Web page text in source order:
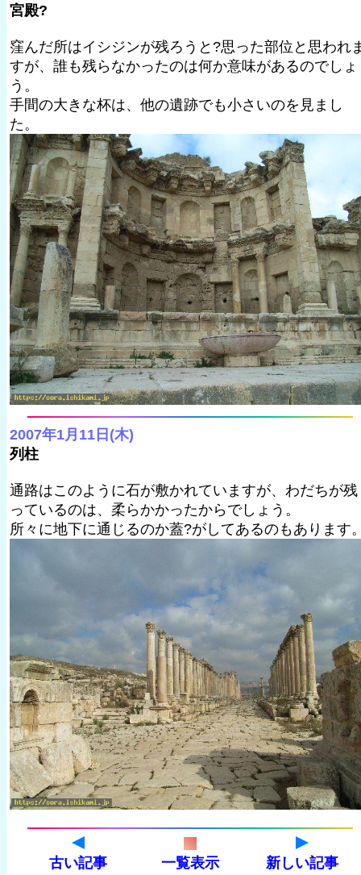
宮殿?
窪んだ所はイシジンが残ろうと?思った部位と思われ
すが、誰も残らなかったのは何か意味があるのでしょ
う。
手間の大きな杯は、他の遺跡でも小さいのを見まし
た。
2007年1月11日(木)
列柱
通路はこのように石が敷かれていますが、わだちが残
っているのは、柔らかかったからでしょう。
所々に地下に通じるのか蓋?がしてあるのもあります
古い記事 一覧表示 新しい記事